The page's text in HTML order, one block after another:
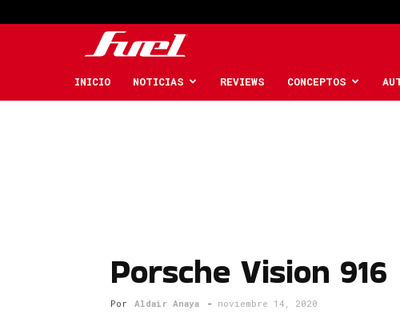
Car
INICIO NOTICIAS REVIEWS CONCEPTOS
Porsche Vision 916
Por Aldair Anaya - noviembre 14, 2020